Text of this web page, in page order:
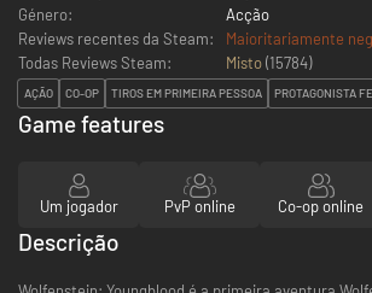
Género:
Acção
Reviews recentes da Steam:
Maioritariamente
Todas Reviews Steam:
Misto(15784)
AÇÃO CO-OP TIROS EM PRIMEIRA PESSOA PROTAGONISTA
Game features
Um jogador PvP online Co-op online
Descrição